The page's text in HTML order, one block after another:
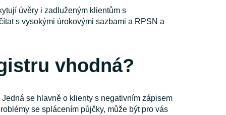
úvěry i zadluženým klientům s
s vysokými úrokovými sazbami a RPSN a
vhodná?
se hlavně o klienty s negativním zápisem
se splácením půjčky, může být pro vás